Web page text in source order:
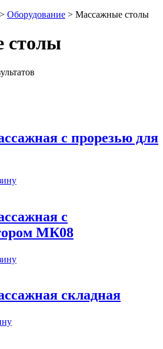
> Оборудование > Массажные столы
столы
с прорезью для
с
МК08
складная